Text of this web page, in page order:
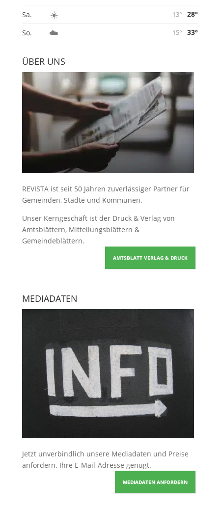
Sa.
☀️ 13°
28°
So.
☁️ 15° 33°
ÜBER UNS
REVISTA ist seit 50 Jahren zuverlässiger Partner für
Gemeinden, Städte und Kommunen.
Unser Kerngeschäft ist der Druck & Verlag von
Amtsblättern, Mitteilungsblättern &
Gemeindeblättern.
AMTSBLATT VERLAG & DRUCK
MEDIADATEN
Jetzt unverbindlich unsere Mediadaten und Preise
anfordern. Ihre E-Mail-Adresse genügt.
MEDIADATEN ANFORDERN